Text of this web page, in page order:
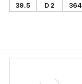
39.5 D 2 364